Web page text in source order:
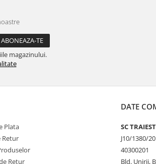
magazinului.
Plata
Retur
Retur
DATE
SC
J10/1380/
40300201
Bld. Unirii,